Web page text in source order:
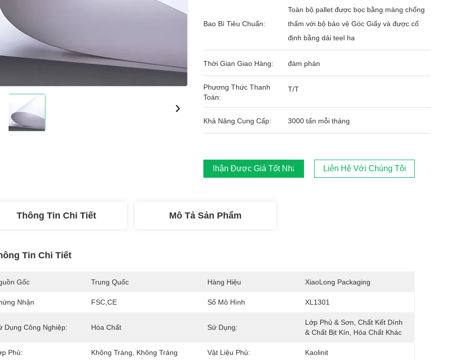
Bao Bì Tiêu Chuẩn:
Toàn bộ pallet được bọc bằng màng chống
thấm với bộ bảo vệ Góc Giấy và được cố
định bằng dải teel ha
Thời Gian Giao Hàng: đàm phán
Phương Thức Thanh
Toán:
T/T
Khả Năng Cung Cấp: 3000 tấn mỗi tháng
Nhận Được Giá Tốt Nhất Liên Hệ Với Chúng Tôi
Thông Tin Chi Tiết Mô Tả Sản Phẩm
Tin Chi Tiết
Gốc Trung Quốc Hàng Hiệu XiaoLong Packaging
Nhận FSC,CE Số Mô Hình XL1301
Dụng Công Nghiệp: Hóa Chất Sử Dụng:
Lớp Phủ & Sơn, Chất Kết Dính
& Chất Bịt Kín, Hóa Chất Khác
Phủ: Không Tráng, Không Tráng Vật Liệu Phủ: Kaolinit